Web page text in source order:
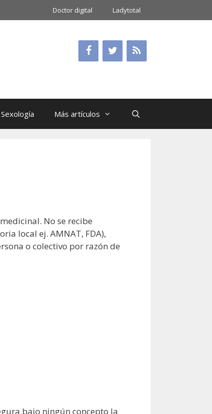
Doctor digital Ladytotal
Sexología Más artículos
No se recibe
local ej. AMNAT, FDA),
o colectivo por razón de
bajo ningún concepto la